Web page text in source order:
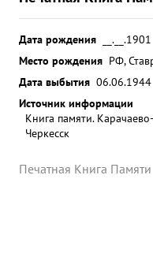
Дата рождения
__.__.1901
Место рождения РФ,
Дата выбытия 06.06.1944
Источник информации
Книга памяти.
Черкесск
Печатная Книга Памяти